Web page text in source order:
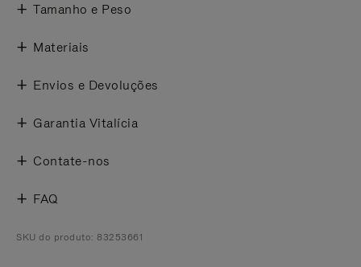
Tamanho e Peso
Materiais
Envios e Devoluções
Garantia Vitalícia
Contate-nos
FAQ
SKU do produto: 83253661